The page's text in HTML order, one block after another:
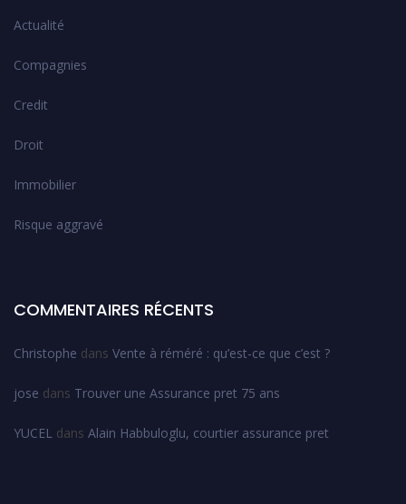
Actualité
Compagnies
Credit
Droit
Immobilier
Risque aggravé
COMMENTAIRES RÉCENTS
Christophe dans Vente à réméré : qu’est-ce que c’est ?
jose dans Trouver une Assurance pret 75 ans
YUCEL dans Alain Habbuloglu, courtier assurance pret